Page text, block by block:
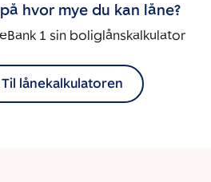
hvor mye du kan låne?
1 sin boliglånskalkulator
Til lånekalkulatoren